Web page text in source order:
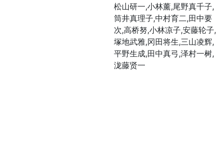
松山研一,小林薰,尾野真千子,
筒井真理子,中村育二,田中要
次,高桥努,小林凉子,安藤轮子,
塚地武雅,冈田将生,三山凌辉,
平野生成,田中真弓,泽村一树,
泷藤贤一